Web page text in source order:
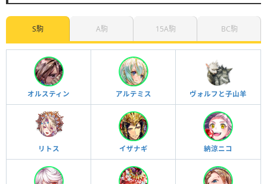
S駒 A駒 15A駒 BC駒
オルスティン アルテミス ヴォルフと子山羊
リトス イザナギ 納涼ニコ